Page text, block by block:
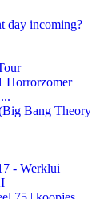
day incoming?
Horrorzomer
Bang Theory
- Werklui